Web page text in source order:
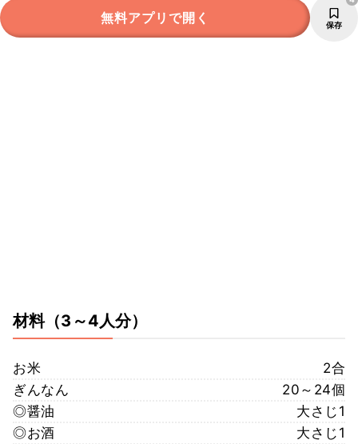
無料アプリで開く 保存
材料（3～4人分）
お米
2合
ぎんなん
20～24個
◎醤油
大さじ1
◎お酒
大さじ1